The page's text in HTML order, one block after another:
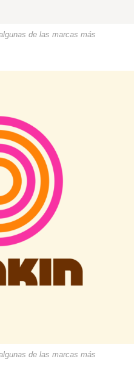
de las marcas más
de las marcas más